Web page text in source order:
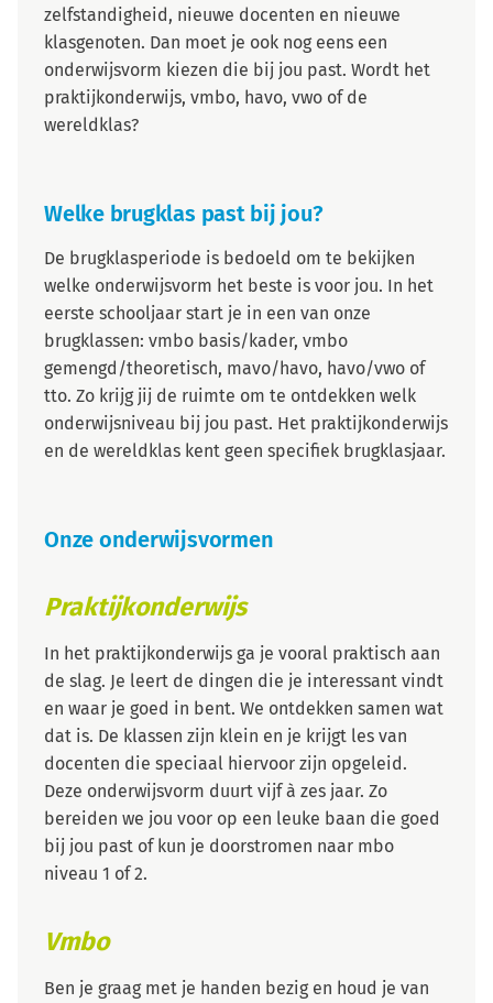
zelfstandigheid, nieuwe docenten en nieuwe
klasgenoten. Dan moet je ook nog eens een
onderwijsvorm kiezen die bij jou past. Wordt het
praktijkonderwijs, vmbo, havo, vwo of de
wereldklas?
Welke brugklas past bij jou?
De brugklasperiode is bedoeld om te bekijken
welke onderwijsvorm het beste is voor jou. In het
eerste schooljaar start je in een van onze
brugklassen: vmbo basis/kader, vmbo
gemengd/theoretisch, mavo/havo, havo/vwo of
tto. Zo krijg jij de ruimte om te ontdekken welk
onderwijsniveau bij jou past. Het praktijkonderwijs
en de wereldklas kent geen specifiek brugklasjaar.
Onze onderwijsvormen
Praktijkonderwijs
In het praktijkonderwijs ga je vooral praktisch aan
de slag. Je leert de dingen die je interessant vindt
en waar je goed in bent. We ontdekken samen wat
dat is. De klassen zijn klein en je krijgt les van
docenten die speciaal hiervoor zijn opgeleid.
Deze onderwijsvorm duurt vijf à zes jaar. Zo
bereiden we jou voor op een leuke baan die goed
bij jou past of kun je doorstromen naar mbo
niveau 1 of 2.
Vmbo
Ben je graag met je handen bezig en houd je van